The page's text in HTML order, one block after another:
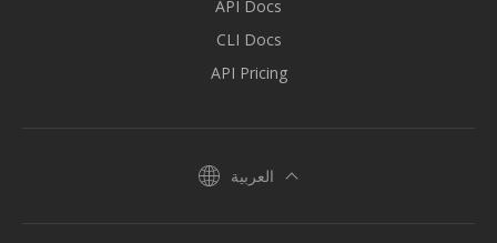
API Docs
CLI Docs
API Pricing
العربية